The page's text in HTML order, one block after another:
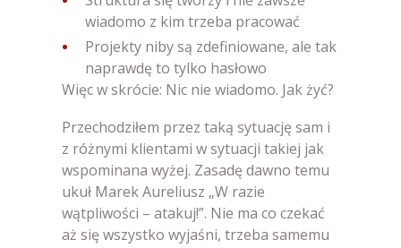
wiadomo z kim trzeba pracować
Projekty niby są zdefiniowane, ale tak
naprawdę to tylko hasłowo
Więc w skrócie: Nic nie wiadomo. Jak żyć?
Przechodziłem przez taką sytuację sam i
z różnymi klientami w sytuacji takiej jak
wspominana wyżej. Zasadę dawno temu
ukuł Marek Aureliusz „W razie
wątpliwości – atakuj!”. Nie ma co czekać
aż się wszystko wyjaśni, trzeba samemu